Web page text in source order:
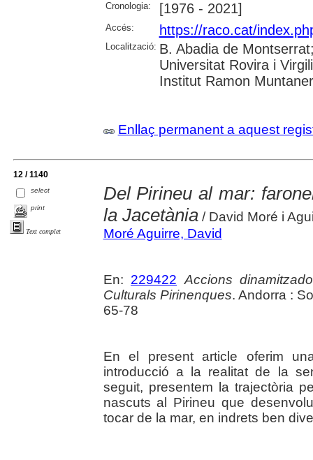
Cronologia:
[1976 - 2021]
Accés: https://raco.cat/
Localització: B. Abadia de
Universitat Rovira i
Institut Ramon
Enllaç permanent a aquest
12 / 1140
select
print
Text complet
Del Pirineu al mar:
la Jacetània/ David Moré i
Moré Aguirre, David
En: 229422 Accions
Culturals Pirinenques. Andorra :
65-78
En el present article oferim
introducció a la realitat de la
seguit, presentem la trajectòria
nascuts al Pirineu que
tocar de la mar, en indrets ben